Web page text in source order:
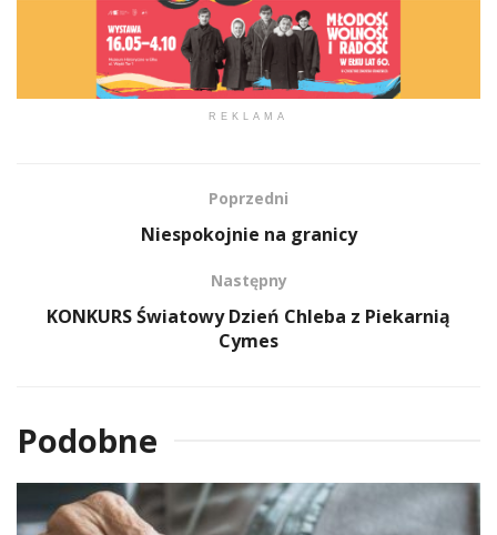
REKLAMA
Poprzedni
Niespokojnie na granicy
Następny
KONKURS Światowy Dzień Chleba z Piekarnią
Cymes
Podobne